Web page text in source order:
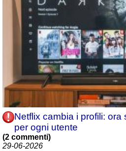
Netflix cambia i profili:
per ogni utente
(2 commenti)
29-06-2026